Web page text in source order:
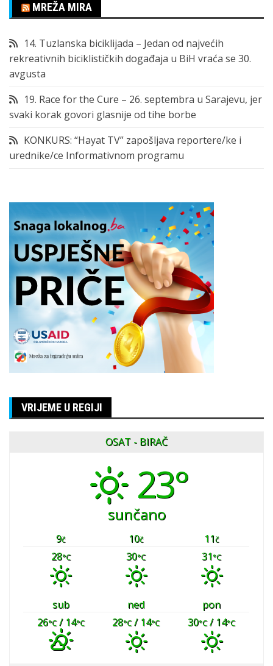
MREŽA MIRA
14. Tuzlanska biciklijada – Jedan od najvećih
rekreativnih biciklističkih događaja u BiH vraća se 30.
avgusta
19. Race for the Cure – 26. septembra u Sarajevu, jer
svaki korak govori glasnije od tihe borbe
KONKURS: “Hayat TV” zapošljava reportere/ke i
urednike/ce Informativnom programu
VRIJEME U REGIJI
OSAT - BIRAČ
23°
sunčano
9č 10č 11č
28°C 30°C 31°C
sub ned
pon
26°C/ 14°C 28°C/ 14°C 30°C/ 14°C